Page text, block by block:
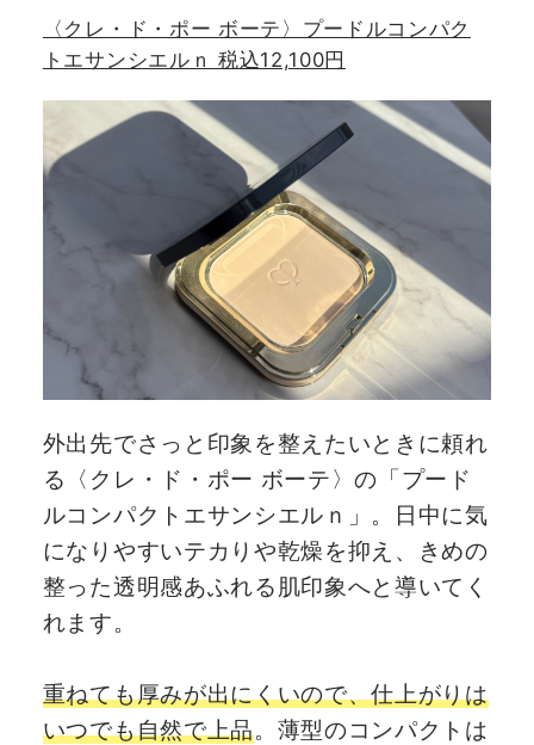
〈クレ・ド・ポー ボーテ〉プードルコンパク
トエサンシエルｎ 税込12,100円
外出先でさっと印象を整えたいときに頼れ
る〈クレ・ド・ポー ボーテ〉の「プード
ルコンパクトエサンシエルｎ」。日中に気
になりやすいテカりや乾燥を抑え、きめの
整った透明感あふれる肌印象へと導いてく
れます。
重ねても厚みが出にくいので、仕上がりは
いつでも自然で上品。薄型のコンパクトは